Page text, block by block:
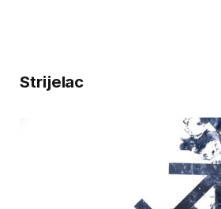
Strijelac